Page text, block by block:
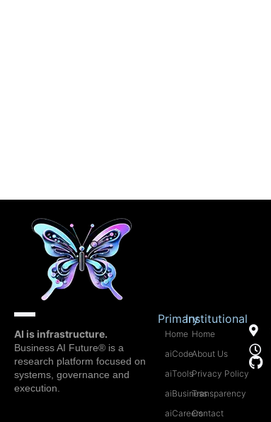
AI is infrastructure.
Business AI Future® is a
research platform focused on
systems, governance and
execution.
Primary
Home
aiCode
aiTools
aiBusiness
aiCareers
Institutional
Home
About Us
Privacy Policy
Transparency
Contact